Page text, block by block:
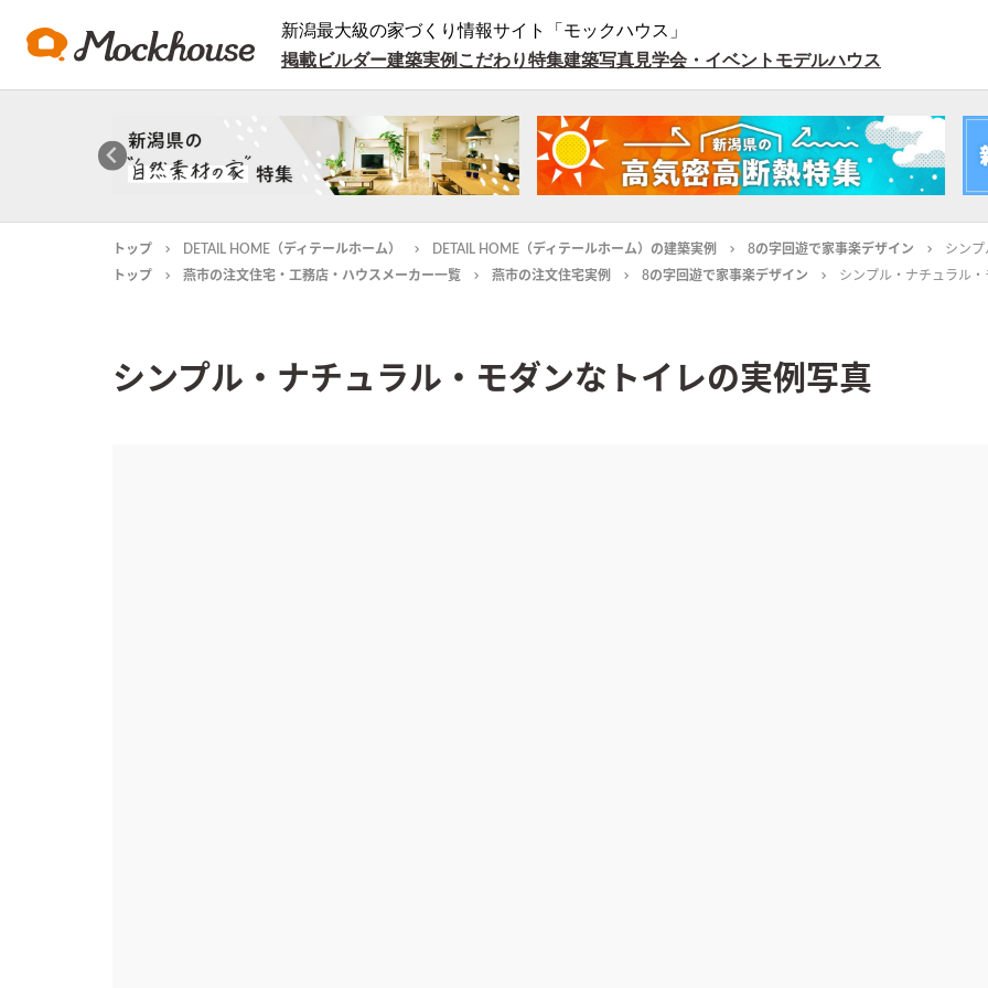
新潟最大級の家づくり情報サイト「モックハウス」
掲載ビルダー建築実例 こだわり特集建築写真見学会・イベント モデルハウス
トップ DETAIL HOME（ディテールホーム） DETAIL HOME（ディテールホーム）の建築実例 8の字回遊で家事楽デザイン
シン
トップ
燕市の注文住宅・工務店・ハウスメーカー一覧 燕市の注文住宅実例 8の字回遊で家事楽デザイン シンプル・ナチュラル
シンプル・ナチュラル・モダンなトイレの実例写真